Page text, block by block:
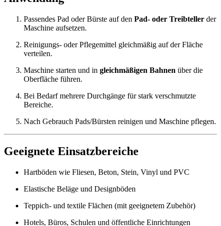
Passendes Pad oder Bürste auf den Pad‑ oder Treibteller der
Maschine aufsetzen.
Reinigungs‑ oder Pflegemittel gleichmäßig auf der Fläche
verteilen.
Maschine starten und in gleichmäßigen Bahnen über die
Oberfläche führen.
Bei Bedarf mehrere Durchgänge für stark verschmutzte
Bereiche.
Nach Gebrauch Pads/Bürsten reinigen und Maschine pflegen.
Geeignete Einsatzbereiche
Hartböden wie Fliesen, Beton, Stein, Vinyl und PVC
Elastische Beläge und Designböden
Teppich‑ und textile Flächen (mit geeignetem Zubehör)
Hotels, Büros, Schulen und öffentliche Einrichtungen